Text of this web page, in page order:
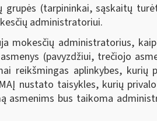
grupės (tarpininkai, sąskaitų
administratoriui.
mokesčių administratorius,
(pavyzdžiui, trečiojo
aplinkybes, kurių
nustato taisykles, kurių
asmenims bus taikoma